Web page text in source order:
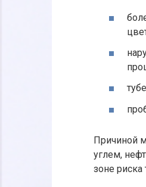
Причиной
углем,
зоне риска